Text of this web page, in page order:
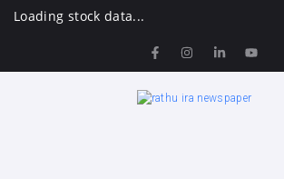
Loading stock data...